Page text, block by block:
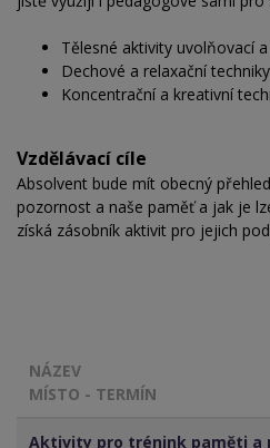
Tělesné aktivity uvolňovací
Dechové a relaxační techniky
Koncentrační a kreativní
Vzdělávací cíle
Absolvent bude mít obecný
pozornost a naše paměť a jak je
získá zásobník aktivit pro jejich
NÁZEV
MÍSTO - TERMÍN
Aktivity pro trénink paměti a